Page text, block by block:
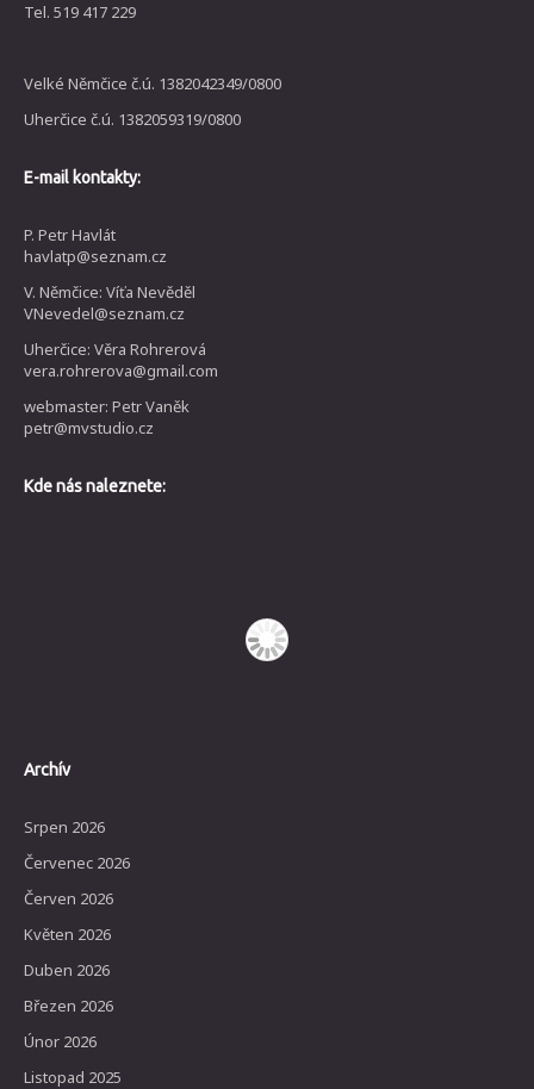
Tel. 519 417 229
Velké Němčice č.ú. 1382042349/0800
Uherčice č.ú. 1382059319/0800
E-mail kontakty:
P. Petr Havlát
havlatp@seznam.cz
V. Němčice: Víťa Nevěděl
VNevedel@seznam.cz
Uherčice: Věra Rohrerová
vera.rohrerova@gmail.com
webmaster: Petr Vaněk
petr@mvstudio.cz
Kde nás naleznete:
Archív
Srpen 2026
Červenec 2026
Červen 2026
Květen 2026
Duben 2026
Březen 2026
Únor 2026
Listopad 2025